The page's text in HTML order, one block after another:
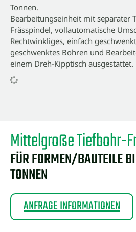
Tonnen.
Bearbeitungseinheit mit separater
Frässpindel, vollautomatische
Rechtwinkliges, einfach
geschwenktes Bohren und
einem Dreh-Kipptisch ausgestattet.
Mittelgroße Tiefbohr-
FÜR FORMEN/BAUTEILE
TONNEN
ANFRAGE INFORMATIONEN